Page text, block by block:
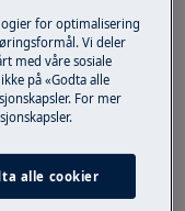
for optimalisering
Vi deler
med våre sosiale
på «Godta alle
For mer
alle cookier